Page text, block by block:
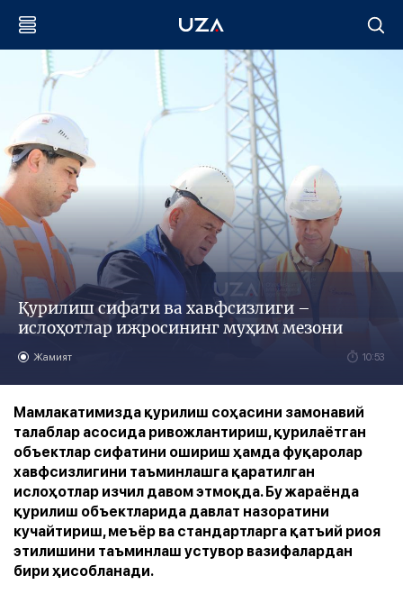
Қурилиш сифати ва хавфсизлиги –
ислоҳотлар ижросининг муҳим мезони
Жамият 10:53
Мамлакатимизда қурилиш соҳасини замонавий
талаблар асосида ривожлантириш, қурилаётган
объектлар сифатини ошириш ҳамда фуқаролар
хавфсизлигини таъминлашга қаратилган
ислоҳотлар изчил давом этмоқда. Бу жараёнда
қурилиш объектларида давлат назоратини
кучайтириш, меъёр ва стандартларга қатъий риоя
этилишини таъминлаш устувор вазифалардан
бири ҳисобланади.